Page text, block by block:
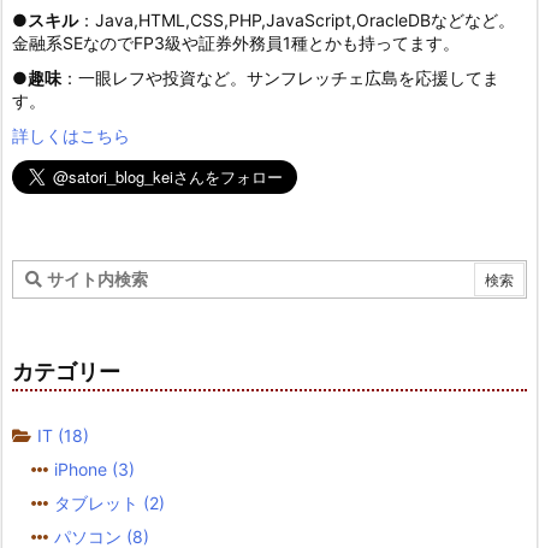
●スキル：Java,HTML,CSS,PHP,JavaScript,OracleDBなどなど。
金融系SEなのでFP3級や証券外務員1種とかも持ってます。
●趣味 ：一眼レフや投資など。サンフレッチェ広島を応援してま
す。
詳しくはこちら
カテゴリー
IT (18)
iPhone (3)
タブレット (2)
パソコン (8)